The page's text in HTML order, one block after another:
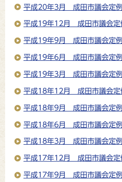
平成20年3月 成田市議会定
平成19年12月 成田市議会定
平成19年9月 成田市議会定
平成19年6月 成田市議会定
平成19年3月 成田市議会定
平成18年12月 成田市議会定
平成18年9月 成田市議会定
平成18年6月 成田市議会定
平成18年3月 成田市議会定
平成17年12月 成田市議会定
平成17年9月 成田市議会定